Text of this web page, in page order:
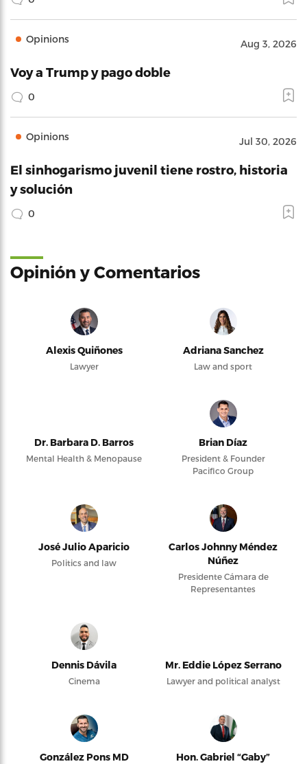
Opinions Aug 3, 2026
Voy a Trump y pago doble
0
Opinions Jul 30, 2026
El sinhogarismo juvenil tiene rostro, historia
y solución
0
Opinión y Comentarios
Alexis Quiñones
Lawyer
Adriana Sanchez
Law and sport
Dr. Barbara D. Barros
Mental Health & Menopause
Brian Díaz
President & Founder
Pacifico Group
José Julio Aparicio
Politics and law
Carlos Johnny Méndez
Núñez
Presidente Cámara de
Representantes
Dennis Dávila
Cinema
Mr. Eddie López Serrano
Lawyer and political analyst
González Pons MD
Hon. Gabriel “Gaby”